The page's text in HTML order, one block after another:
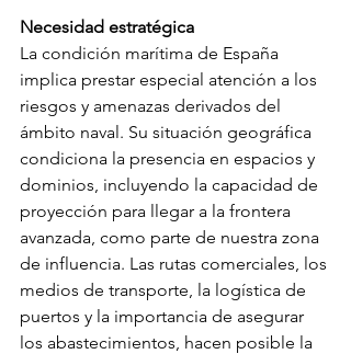
Necesidad estratégica
La condición marítima de España
implica prestar especial atención a los
riesgos y amenazas derivados del
ámbito naval. Su situación geográfica
condiciona la presencia en espacios y
dominios, incluyendo la capacidad de
proyección para llegar a la frontera
avanzada, como parte de nuestra zona
de influencia. Las rutas comerciales, los
medios de transporte, la logística de
puertos y la importancia de asegurar
los abastecimientos, hacen posible la